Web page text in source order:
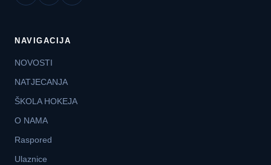
NAVIGACIJA
NOVOSTI
NATJECANJA
ŠKOLA HOKEJA
O NAMA
Raspored
Ulaznice